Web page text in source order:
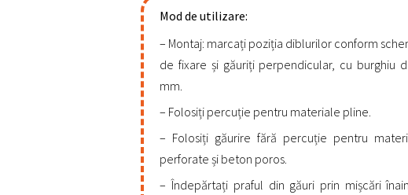
Mod de utilizare:
Montaj: marcați poziția diblurilor conform
de fixare și găuriți perpendicular, cu burghiu
mm.
Folosiți percuție pentru materiale pline.
Folosiți găurire fără percuție pentru
perforate și beton poros.
Îndepărtați praful din găuri prin mișcări